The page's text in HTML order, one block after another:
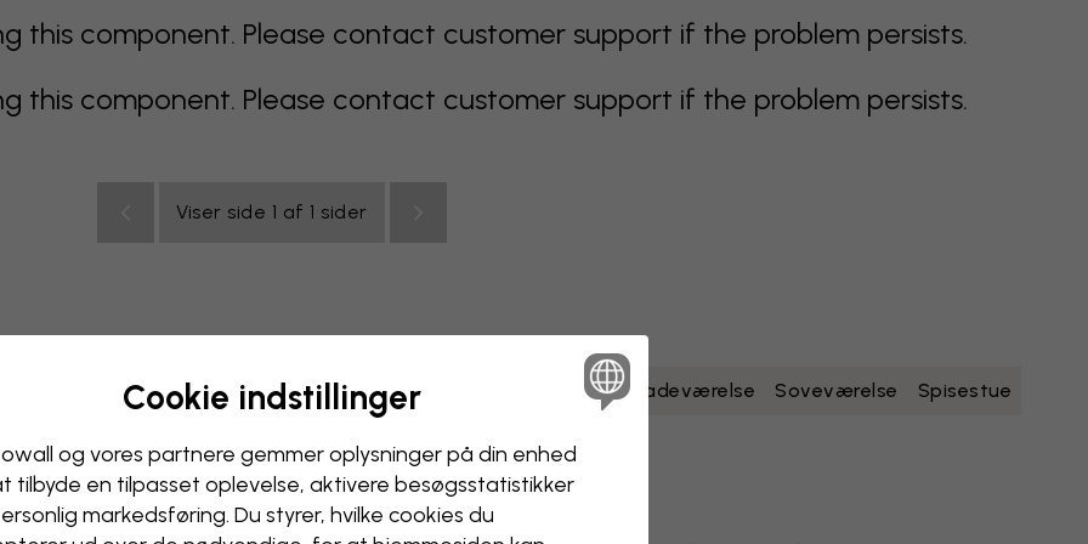
this component. Please contact customer support if the problem persists.
this component. Please contact customer support if the problem persists.
Viser side 1 af 1 sider
Orange lyserødt lilla rødt gult Badeværelse Soveværelse Spisestue
Cookie indstillinger
og vores partnere gemmer oplysninger på din enhed
tilbyde en tilpasset oplevelse, aktivere besøgs­statistikker
markedsføring. Du styrer, hvilke cookies du